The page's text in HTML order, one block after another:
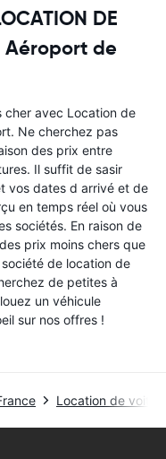
DE
Aéroport de
cher avec Location de
Ne cherchez pas
des prix entre
Il suffit de sasir
vos dates d arrivé et de
en temps réel où vous
sociétés. En raison de
prix moins chers que
de location de
de petites à
un véhicule
sur nos offres !
Location de